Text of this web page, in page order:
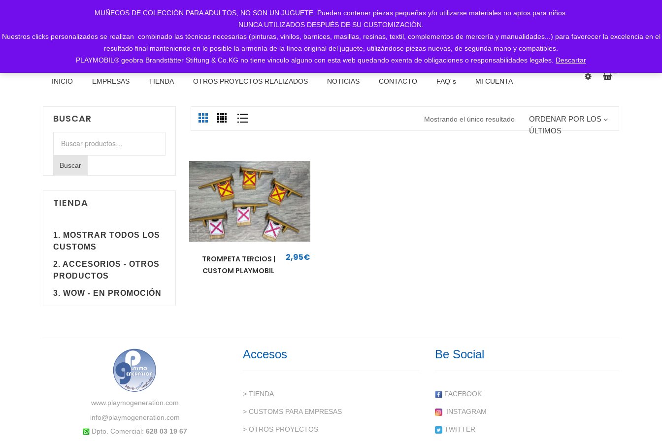
MUÑECOS DE COLECCIÓN PARA ADULTOS, NO SON UN JUGUETE. Pueden contener piezas pequeñas y/o utilizarse materiales no aptos para niños.
NUNCA UTILIZADOS DESPUÉS DE SU CUSTOMIZACIÓN.
Nuestros clicks personalizados se realizan combinado las técnicas necesarias (pinturas, vinilos, barnices, masillas, resinas, textil, complementos de mercería y manualidades...) para favorecer la excelencia en el
resultado final manteniendo en lo posible la armonía de la línea original del juguete, utilizándose piezas nuevas, de segunda mano y compatibles.
PLAYMOBIL® geobra Brandstätter Stiftung & Co.KG no tiene vinculo alguno con esta web quedando exenta de obligaciones o responsabilidades legales. Descartar
INICIO EMPRESAS TIENDA OTROS PROYECTOS REALIZADOS NOTICIAS CONTACTO FAQ´s MI CUENTA
BUSCAR
Buscar
TIENDA
1. MOSTRAR TODOS LOS
CUSTOMS
2. ACCESORIOS - OTROS
PRODUCTOS
3. WOW - EN PROMOCIÓN
Mostrando el único resultado
ORDENAR POR LOS
ÚLTIMOS
TROMPETA TERCIOS |
CUSTOM PLAYMOBIL
2,95€
www.playmogeneration.com
info@playmogeneration.com
Dpto. Comercial: 628 03 19 67
Accesos
> TIENDA
> CUSTOMS PARA EMPRESAS
> OTROS PROYECTOS
Be Social
FACEBOOK
INSTAGRAM
TWITTER